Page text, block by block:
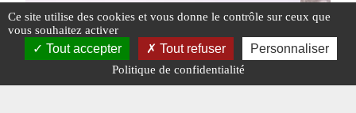
Ce site utilise des cookies et vous donne le contrôle sur ceux que
vous souhaitez activer
Tout accepter Tout refuser Personnaliser
Politique de confidentialité